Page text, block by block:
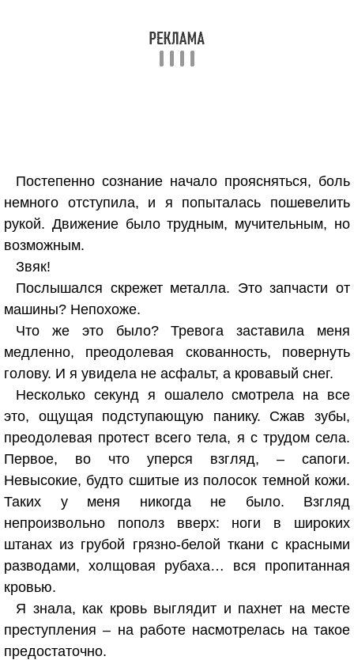
Постепенно сознание начало проясняться, боль
немного отступила, и я попыталась пошевелить
рукой. Движение было трудным, мучительным, но
возможным.
Звяк!
Послышался скрежет металла. Это запчасти от
машины? Непохоже.
Что же это было? Тревога заставила меня
медленно, преодолевая скованность, повернуть
голову. И я увидела не асфальт, а кровавый снег.
Несколько секунд я ошалело смотрела на все
это, ощущая подступающую панику. Сжав зубы,
преодолевая протест всего тела, я с трудом села.
Первое, во что уперся взгляд, – сапоги.
Невысокие, будто сшитые из полосок темной кожи.
Таких у меня никогда не было. Взгляд
непроизвольно пополз вверх: ноги в широких
штанах из грубой грязно-белой ткани с красными
разводами, холщовая рубаха… вся пропитанная
кровью.
Я знала, как кровь выглядит и пахнет на месте
преступления – на работе насмотрелась на такое
предостаточно.